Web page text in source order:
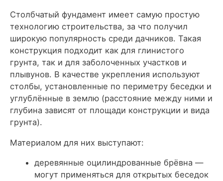
Столбчатый фундамент имеет самую простую
технологию строительства, за что получил
широкую популярность среди дачников. Такая
конструкция подходит как для глинистого
грунта, так и для заболоченных участков и
плывунов. В качестве укрепления используют
столбы, установленные по периметру беседки и
углублённые в землю (расстояние между ними и
глубина зависят от площади конструкции и вида
грунта).
Материалом для них выступают:
деревянные оцилиндрованные брёвна—
могут применяться для открытых беседок